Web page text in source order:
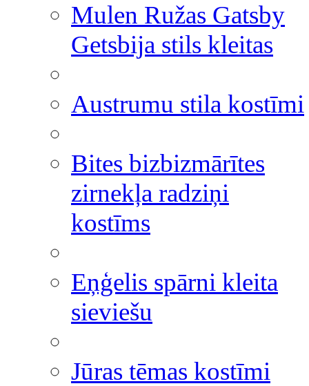
Mulen Ružas Gatsby
Getsbija stils kleitas
Austrumu stila kostīmi
Bites bizbizmārītes
zirnekļa radziņi
kostīms
Eņģelis spārni kleita
sieviešu
Jūras tēmas kostīmi